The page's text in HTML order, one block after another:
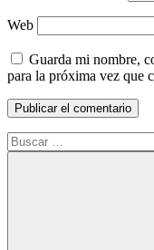
Web
Guarda mi nombre,
para la próxima vez que
Buscar: